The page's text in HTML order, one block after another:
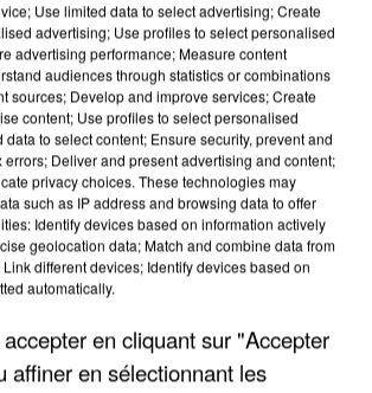
CES CANICULES, LES REFUGES
SONT...
Use limited data to select advertising; Create
advertising; Use profiles to select personalised
advertising performance; Measure content
audiences through statistics or combinations
sources; Develop and improve services; Create
content; Use profiles to select personalised
data to select content; Ensure security, prevent and
errors; Deliver and present advertising and content;
privacy choices. These technologies may
such as IP address and browsing data to offer
Identify devices based on information actively
geolocation data; Match and combine data from
different devices; Identify devices based on
automatically.
en cliquant sur "Accepter
affiner en sélectionnant les